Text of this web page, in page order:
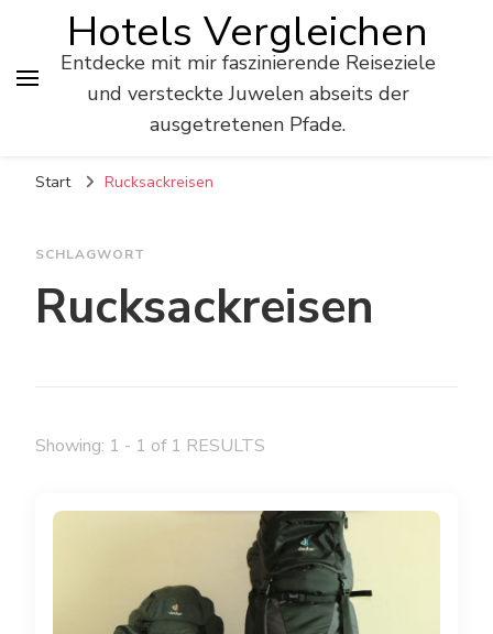
Hotels Vergleichen
Entdecke mit mir faszinierende Reiseziele
und versteckte Juwelen abseits der
ausgetretenen Pfade.
Start Rucksackreisen
SCHLAGWORT
Rucksackreisen
Showing: 1 - 1 of 1 RESULTS